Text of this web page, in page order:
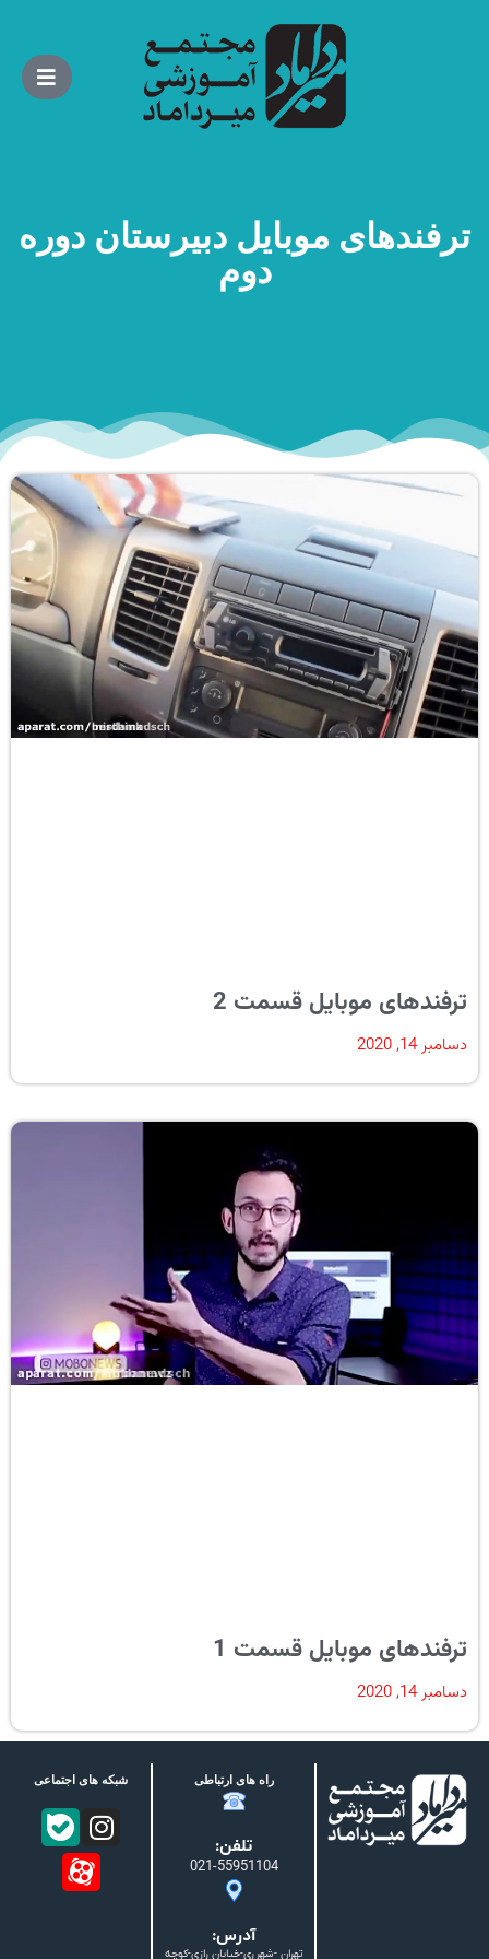
ترفندهای موبایل دبیرستان دوره
دوم
ترفندهای موبایل قسمت 2
دسامبر 14, 2020
ترفندهای موبایل قسمت 1
دسامبر 14, 2020
راه های ارتباطی
تلفن:
021-55951104
آدرس:
تهران -شهرری-خیابان رازی-کوچه
شبکه های اجتماعی